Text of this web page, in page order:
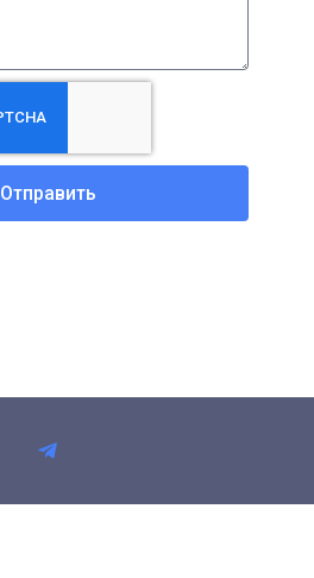
Отправить